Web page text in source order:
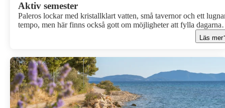
Aktiv semester
Paleros lockar med kristallklart vatten, små tavernor och ett
tempo, men här finns också gott om möjligheter att fylla dagarna
med rörelse och upplevelser. För dig som gärna blandar lataLäs mer